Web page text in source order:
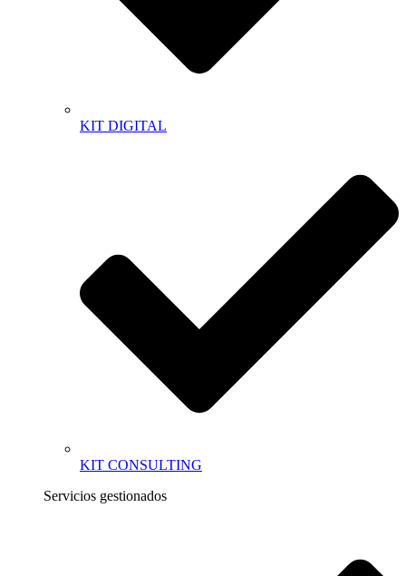
KIT DIGITAL
KIT CONSULTING
Servicios gestionados